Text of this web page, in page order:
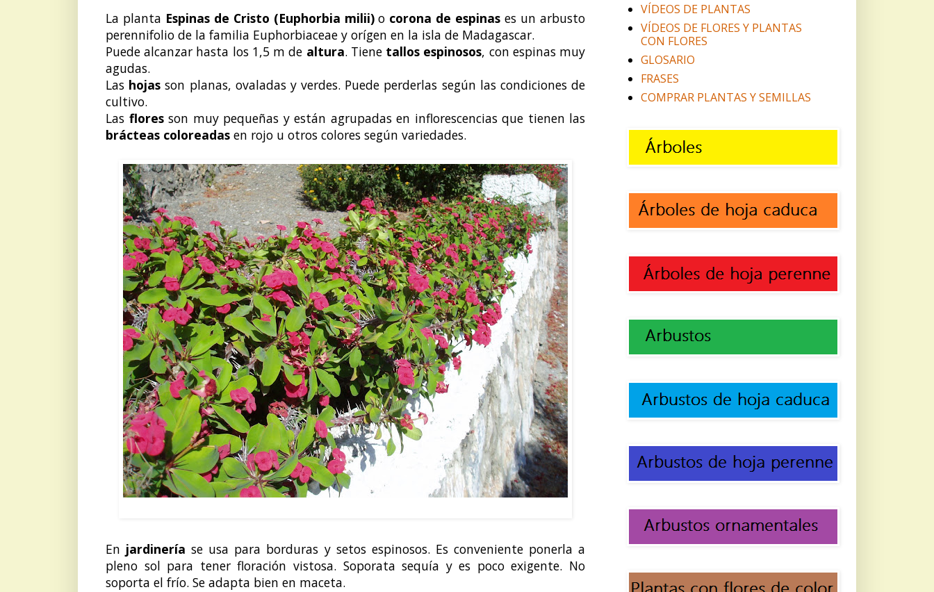
La planta Espinas de Cristo (Euphorbia milii)o corona de espinas es un arbusto
perennifolio de la familia Euphorbiaceae y orígen en la isla de Madagascar.
Puede alcanzar hasta los 1,5 m de altura. Tiene tallos espinosos, con espinas muy
agudas.
Las hojasson planas, ovaladas y verdes. Puede perderlas según las condiciones de
cultivo.
Las flores son muy pequeñas y están agrupadas en inflorescencias que tienen las
brácteas coloreadas en rojo u otros colores según variedades.
En jardineríase usa para borduras y setos espinosos. Es conveniente ponerla a
pleno sol para tener floración vistosa. Soporata sequía y es poco exigente. No
soporta el frío. Se adapta bien en maceta.
VÍDEOS DE PLANTAS
VÍDEOS DE FLORES Y PLANTAS
CON FLORES
GLOSARIO
FRASES
COMPRAR PLANTAS Y SEMILLAS